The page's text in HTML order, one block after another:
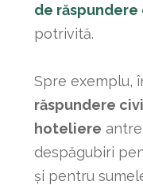
de răspundere
potrivită.
Spre exemplu,
răspundere
hoteliere
despăgubiri
și pentru